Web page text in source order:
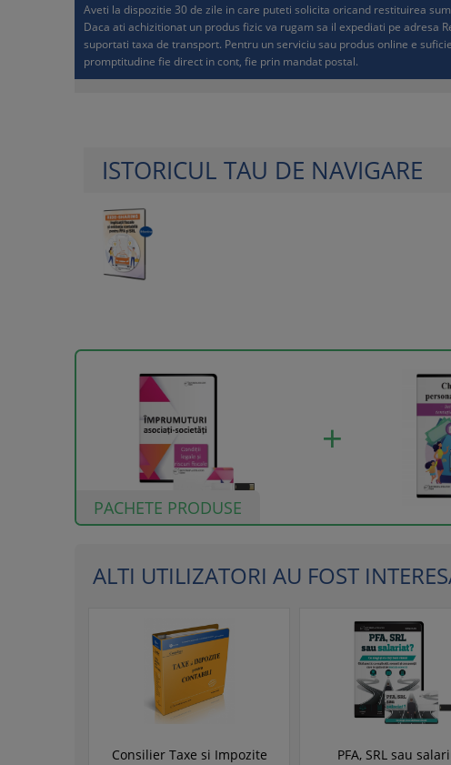
Aveti la dispozitie 30 de zile in care puteti solicita oricand restituirea
Daca ati achizitionat un produs fizic va rugam sa il expediati pe adresa
suportati taxa de transport. Pentru un serviciu sau produs online e
promptitudine fie direct in cont, fie prin mandat postal.
ISTORICUL TAU DE NAVIGARE
PACHETE PRODUSE
ALTI UTILIZATORI AU FOST
Consilier Taxe si Impozite
PFA, SRL sau